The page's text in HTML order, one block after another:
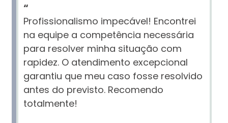
“
Profissionalismo impecável! Encontrei
na equipe a competência necessária
para resolver minha situação com
rapidez. O atendimento excepcional
garantiu que meu caso fosse resolvido
antes do previsto. Recomendo
totalmente!